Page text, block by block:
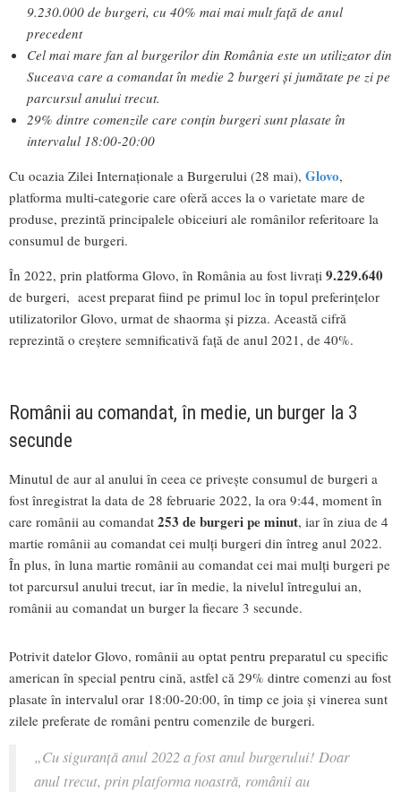
9.230.000 de burgeri, cu 40% mai mai mult față de anul
precedent
Cel mai mare fan al burgerilor din România este un utilizator din
Suceava care a comandat în medie 2 burgeri și jumătate pe zi pe
parcursul anului trecut.
29% dintre comenzile care conțin burgeri sunt plasate în
intervalul 18:00-20:00
Cu ocazia Zilei Internaționale a Burgerului (28 mai), Glovo,
platforma multi-categorie care oferă acces la o varietate mare de
produse, prezintă principalele obiceiuri ale românilor referitoare la
consumul de burgeri.
În 2022, prin platforma Glovo, în România au fost livrați 9.229.640
de burgeri, acest preparat fiind pe primul loc în topul preferințelor
utilizatorilor Glovo, urmat de shaorma și pizza. Această cifră
reprezintă o creștere semnificativă față de anul 2021, de 40%.
Românii au comandat, în medie, un burger la 3
secunde
Minutul de aur al anului în ceea ce privește consumul de burgeri a
fost înregistrat la data de 28 februarie 2022, la ora 9:44, moment în
care românii au comandat 253 de burgeri pe minut, iar în ziua de 4
martie românii au comandat cei mulți burgeri din întreg anul 2022.
În plus, în luna martie românii au comandat cei mai mulți burgeri pe
tot parcursul anului trecut, iar în medie, la nivelul întregului an,
românii au comandat un burger la fiecare 3 secunde.
Potrivit datelor Glovo, românii au optat pentru preparatul cu specific
american în special pentru cină, astfel că 29% dintre comenzi au fost
plasate în intervalul orar 18:00-20:00, în timp ce joia și vinerea sunt
zilele preferate de români pentru comenzile de burgeri.
„Cu siguranță anul 2022 a fost anul burgerului! Doar
anul trecut, prin platforma noastră, românii au